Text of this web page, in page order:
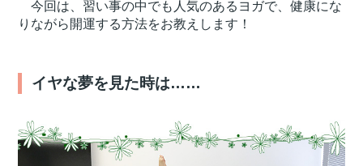
今回は、習い事の中でも人気のあるヨガで、健康にな
りながら開運する方法をお教えします！
イヤな夢を見た時は……